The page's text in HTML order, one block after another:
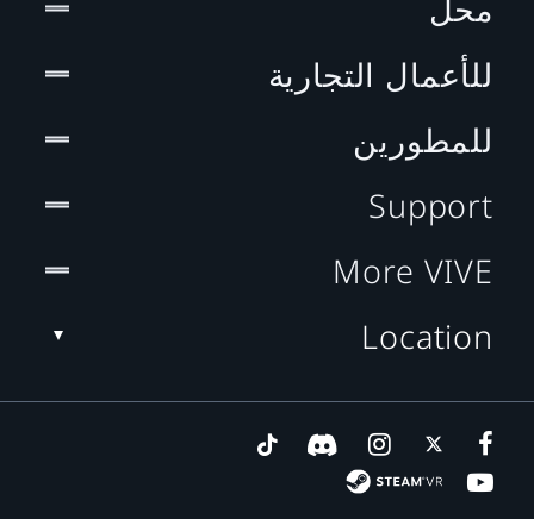
للأعمال التجارية
للمطورين
Support
More VIVE
Location